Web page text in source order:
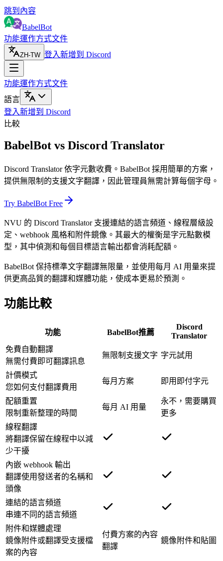
跳到內容
BabelBot
功能運作方式文件
ZH-TW 登入新增到 Discord
功能運作方式文件
語言
登入新增到 Discord
比較
BabelBot vs Discord Translator
Discord Translator 依字元數收費。BabelBot 採用簡單的方案，
提供無限制的支援文字翻譯，因此管理員無需計算每個字母。
Try BabelBot Free
NVU 的 Discord Translator 支援連結的語言頻道、線程層級設
定、webhook 風格和附件鏡像。其最大的權衡是字元點數模
型，其中偵測和每個目標語言輸出都會消耗配額。
BabelBot 保持標準文字翻譯無限量，並使用每月 AI 用量來提
供更高品質的翻譯和媒體功能，使成本更易於預測。
功能比較
功能 BabelBot推薦
Discord
Translator
免費自動翻譯
無需付費即可翻譯訊息
無限制支援文字 字元試用
計價模式
您如何支付翻譯費用
每月方案 即用即付字元
配額重置
限制重新整理的時間
每月 AI 用量
永不，需要購買
更多
線程翻譯
將翻譯保留在線程中以減
少干擾
內嵌 webhook 輸出
翻譯使用發送者的名稱和
頭像
連結的語言頻道
串連不同的語言頻道
附件和媒體處理
鏡像附件或翻譯受支援檔
案的內容
付費方案的內容
翻譯
鏡像附件和貼圖